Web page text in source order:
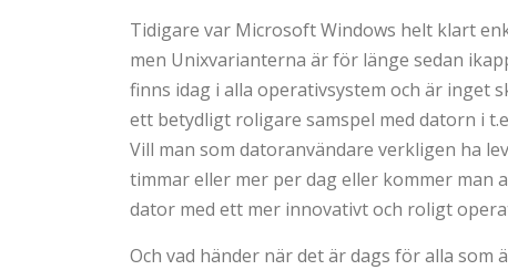
Tidigare var Microsoft Windows helt klart
men Unixvarianterna är för länge sedan
finns idag i alla operativsystem och är inget
ett betydligt roligare samspel med datorn i
Vill man som datoranvändare verkligen ha
timmar eller mer per dag eller kommer man
dator med ett mer innovativt och roligt
Och vad händer när det är dags för alla